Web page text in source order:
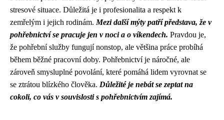
stresové situace. Důležitá je i profesionalita a respekt k
zemřelým i jejich rodinám. Mezi další mýty patří představa, že v
pohřebnictví se pracuje jen v noci a o víkendech. Pravdou je,
že pohřební služby fungují nonstop, ale většina práce probíhá
během běžné pracovní doby. Pohřebnictví je náročné, ale
zároveň smysluplné povolání, které pomáhá lidem vyrovnat se
se ztrátou blízkého člověka. Důležité je nebát se zeptat na
cokoli, co vás v souvislosti s pohřebnictvím zajímá.